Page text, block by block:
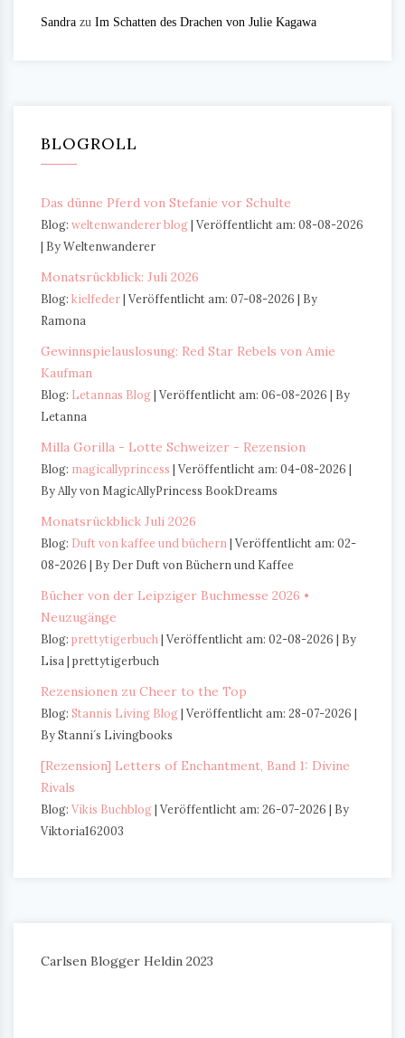
Sandra zu Im Schatten des Drachen von Julie Kagawa
BLOGROLL
Das dünne Pferd von Stefanie vor Schulte
Blog: weltenwanderer blog Veröffentlicht am: 08-08-2026
By Weltenwanderer
Monatsrückblick: Juli 2026
Blog: kielfeder Veröffentlicht am: 07-08-2026
By
Ramona
Gewinnspielauslosung: Red Star Rebels von Amie
Kaufman
Blog: Letannas Blog Veröffentlicht am: 06-08-2026
By
Letanna
Milla Gorilla - Lotte Schweizer - Rezension
Blog: magicallyprincess
Veröffentlicht am: 04-08-2026
By Ally von MagicAllyPrincess BookDreams
Monatsrückblick Juli 2026
Blog: Duft von kaffee und büchern
Veröffentlicht am: 02-
08-2026
By Der Duft von Büchern und Kaffee
Bücher von der Leipziger Buchmesse 2026 •
Neuzugänge
Blog: prettytigerbuch Veröffentlicht am: 02-08-2026
By
Lisa | prettytigerbuch
Rezensionen zu Cheer to the Top
Blog: Stannis Living Blog Veröffentlicht am: 28-07-2026
By Stanni´s Livingbooks
[Rezension] Letters of Enchantment, Band 1: Divine
Rivals
Blog: Vikis Buchblog Veröffentlicht am: 26-07-2026
By
Viktoria162003
Carlsen Blogger Heldin 2023